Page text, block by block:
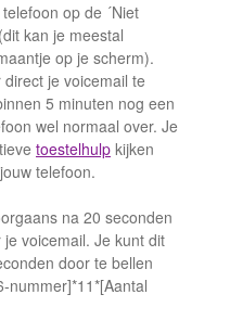
op de ´Niet
kan je meestal
op je scherm).
je voicemail te
5 minuten nog een
wel normaal over. Je
toestelhulp kijken
telefoon.
na 20 seconden
voicemail. Je kunt dit
door te bellen
nummer]*11*[Aantal